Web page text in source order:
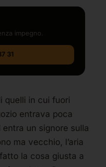
impegno.
31
quelli in cui fuori
entrava poca
un signore sulla
ma vecchio, l’aria
la cosa giusta a